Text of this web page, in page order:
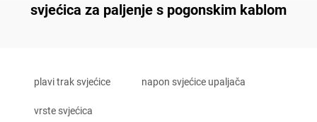
svjećica za paljenje s pogonskim kablom
plavi trak svjećice napon svjećice upaljača
vrste svjećica